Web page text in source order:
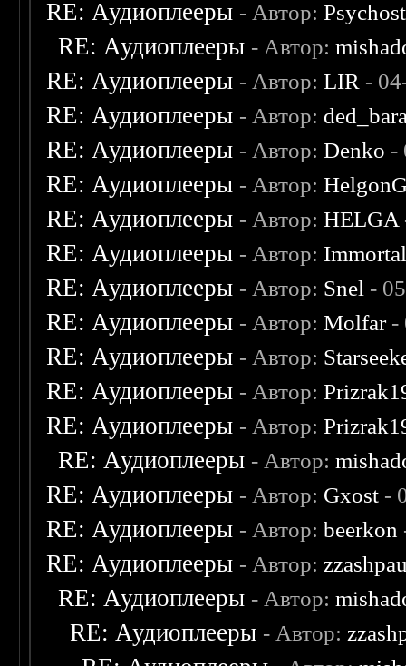
RE: Аудиоплееры - Автор:
RE: Аудиоплееры - Автор:
RE: Аудиоплееры - Автор:LIR -
RE: Аудиоплееры - Автор:
RE: Аудиоплееры - Автор:Denko -
RE: Аудиоплееры - Автор:
RE: Аудиоплееры - Автор:HELGA
RE: Аудиоплееры - Автор:
RE: Аудиоплееры - Автор: Snel -
RE: Аудиоплееры - Автор:Molfar-
RE: Аудиоплееры - Автор:
RE: Аудиоплееры - Автор:
RE: Аудиоплееры - Автор:
RE: Аудиоплееры - Автор:
RE: Аудиоплееры - Автор: Gxost -
RE: Аудиоплееры - Автор:beerkon
RE: Аудиоплееры - Автор:
RE: Аудиоплееры - Автор:
RE: Аудиоплееры - Автор: